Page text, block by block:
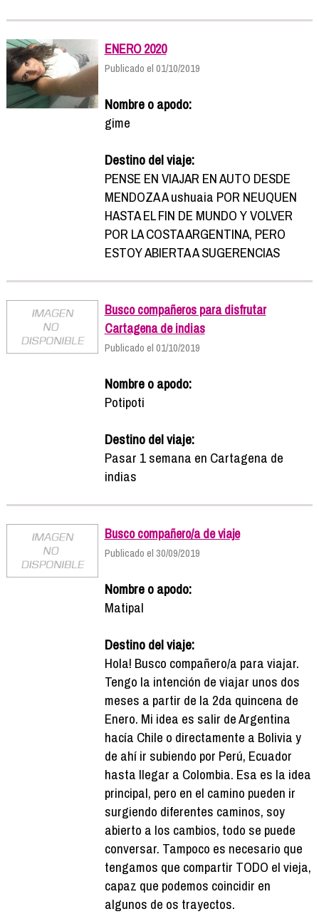
ENERO 2020
Publicado el 01/10/2019
Nombre o apodo:
gime
Destino del viaje:
PENSE EN VIAJAR EN AUTO DESDE
MENDOZA A ushuaia POR NEUQUEN
HASTA EL FIN DE MUNDO Y VOLVER
POR LA COSTA ARGENTINA, PERO
ESTOY ABIERTA A SUGERENCIAS
Busco compañeros para disfrutar
Cartagena de indias
Publicado el 01/10/2019
Nombre o apodo:
Potipoti
Destino del viaje:
Pasar 1 semana en Cartagena de
indias
Busco compañero/a de viaje
Publicado el 30/09/2019
Nombre o apodo:
Matipal
Destino del viaje:
Hola! Busco compañero/a para viajar.
Tengo la intención de viajar unos dos
meses a partir de la 2da quincena de
Enero. Mi idea es salir de Argentina
hacía Chile o directamente a Bolivia y
de ahí ir subiendo por Perú, Ecuador
hasta llegar a Colombia. Esa es la idea
principal, pero en el camino pueden ir
surgiendo diferentes caminos, soy
abierto a los cambios, todo se puede
conversar. Tampoco es necesario que
tengamos que compartir TODO el vieja,
capaz que podemos coincidir en
algunos de os trayectos.